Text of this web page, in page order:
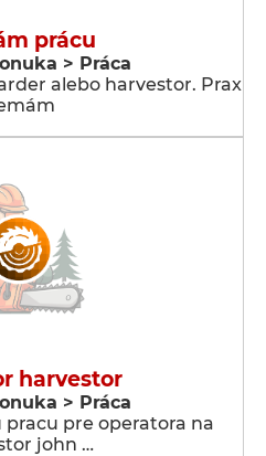
prácu
> Práca
alebo harvestor. Prax
harvestor
> Práca
pre operatora na
john …